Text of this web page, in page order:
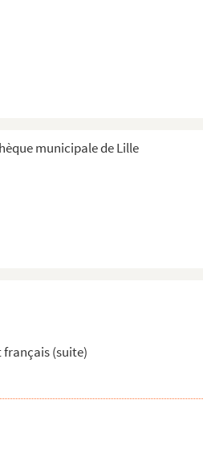
municipale de Lille
français (suite)